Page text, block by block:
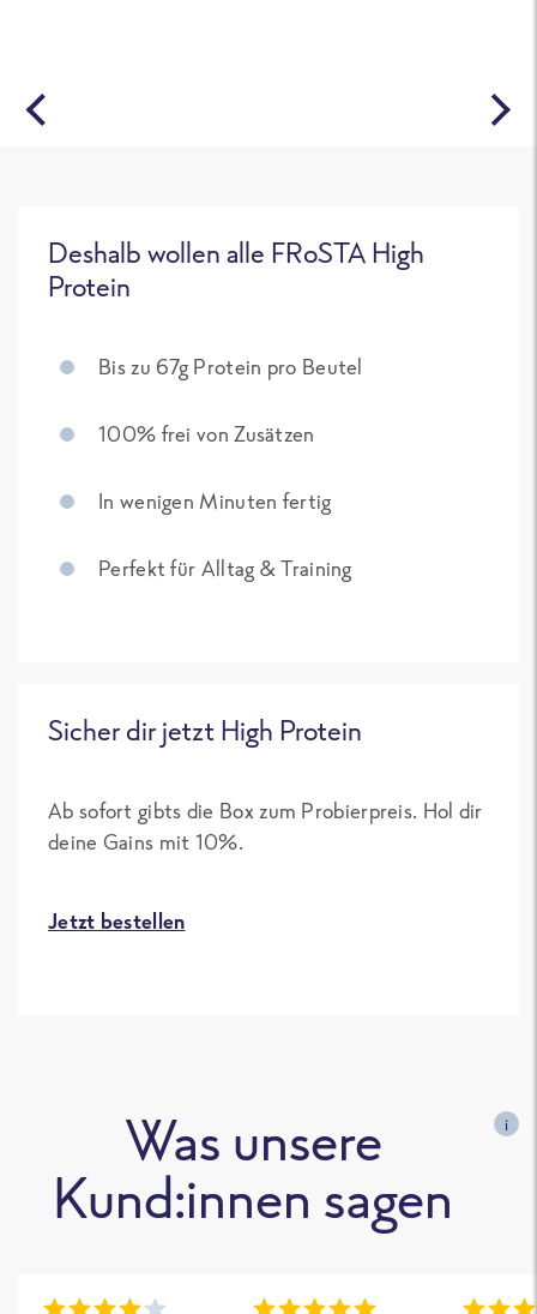
Deshalb wollen alle FRoSTA High
Protein
Bis zu 67g Protein pro Beutel
100% frei von Zusätzen
In wenigen Minuten fertig
Perfekt für Alltag & Training
Sicher dir jetzt High Protein
Ab sofort gibts die Box zum Probierpreis. Hol dir
deine Gains mit 10%.
Jetzt bestellen
Was unsere
Kund:innen sagen
i